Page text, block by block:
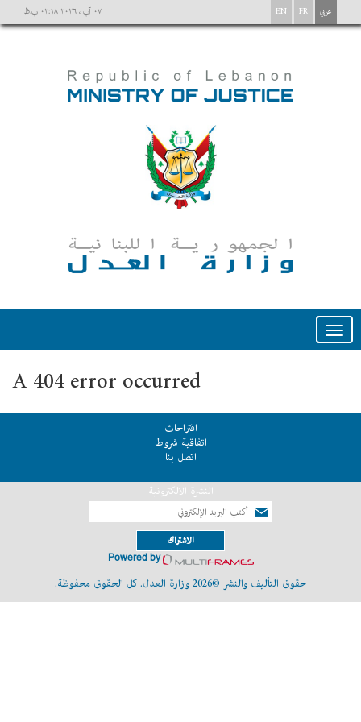
٠٧ آب ، ٢٠٢٦ ٠٢:١٨ ب.ظ EN FR عربي
Toggle
A 404 error occurred
اقتراحات
اتفاقية شروط
اتصل بنا
النشرة الالكترونية
الاشتراك
Powered by
حقوق التأليف والنشر ©2026 وزارة العدل. كل الحقوق محفوظة.